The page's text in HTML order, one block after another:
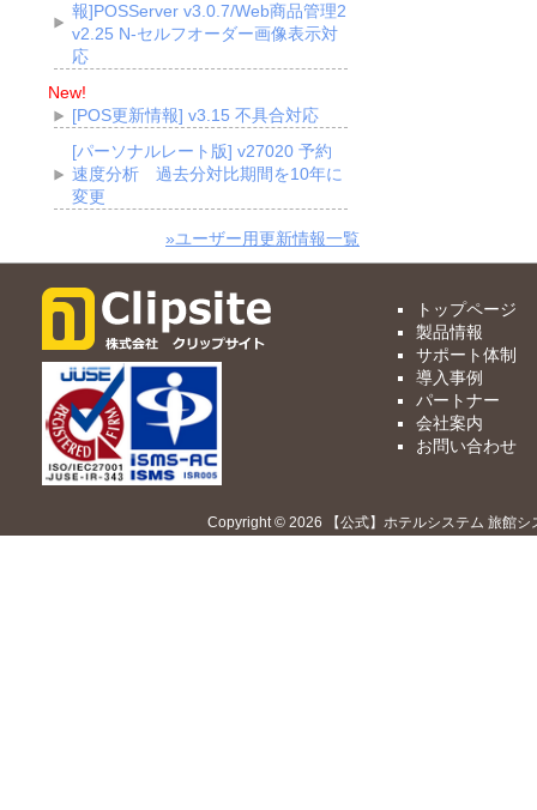
報]POSServer v3.0.7/Web商品管理2
v2.25 N-セルフオーダー画像表示対
応
New!
[POS更新情報] v3.15 不具合対応
[パーソナルレート版] v27020 予約
速度分析 過去分対比期間を10年に
変更
»ユーザー用更新情報一覧
トップページ
製品情報
サポート体制
導入事例
パートナー
会社案内
お問い合わせ
Copyright © 2026 【公式】ホテルシステム 旅館